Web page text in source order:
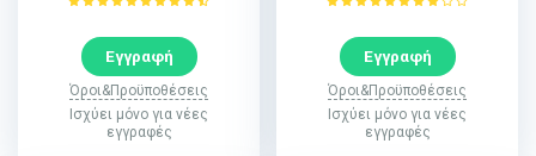
Εγγραφή
Όροι&Προϋποθέσεις
Ισχύει μόνο για νέες
εγγραφές
Εγγραφή
Όροι&Προϋποθέσεις
Ισχύει μόνο για νέες
εγγραφές